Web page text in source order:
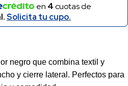
en 4cuotas de
Solicita tu cupo.
negro que combina textil y
y cierre lateral. Perfectos para